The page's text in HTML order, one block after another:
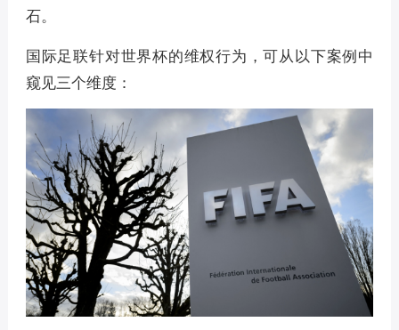
石。
国际足联针对世界杯的维权行为，可从以下案例中
窥见三个维度：